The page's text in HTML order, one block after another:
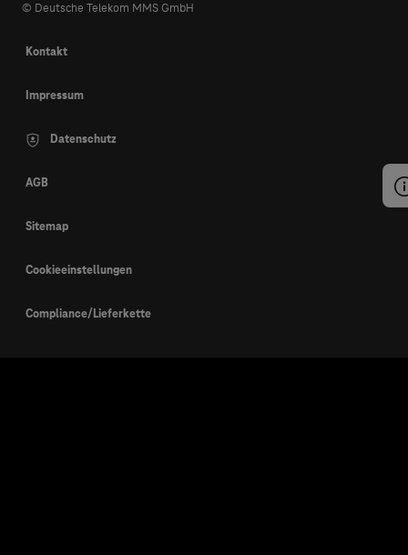
© Deutsche Telekom MMS GmbH
Kontakt
Impressum
Datenschutz
AGB
Sitemap
Cookieeinstellungen
Compliance/Lieferkette